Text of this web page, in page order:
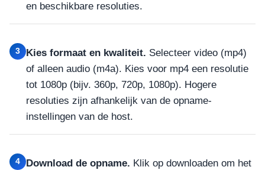
en beschikbare resoluties.
3 Kies formaat en kwaliteit. Selecteer video (mp4)
of alleen audio (m4a). Kies voor mp4 een resolutie
tot 1080p (bijv. 360p, 720p, 1080p). Hogere
resoluties zijn afhankelijk van de opname-
instellingen van de host.
4 Download de opname. Klik op downloaden om het